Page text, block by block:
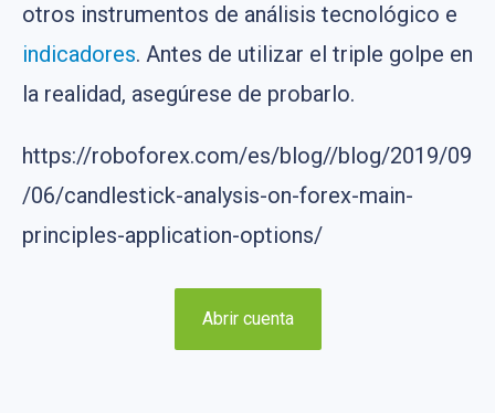
otros instrumentos de análisis tecnológico e
indicadores. Antes de utilizar el triple golpe en
la realidad, asegúrese de probarlo.
https://roboforex.com/es/blog//blog/2019/09
/06/candlestick-analysis-on-forex-main-
principles-application-options/
Abrir cuenta